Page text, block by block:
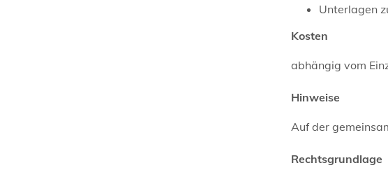
Unterlagen
Kosten
abhängig vom
Hinweise
Auf der
Rechtsgrundlage